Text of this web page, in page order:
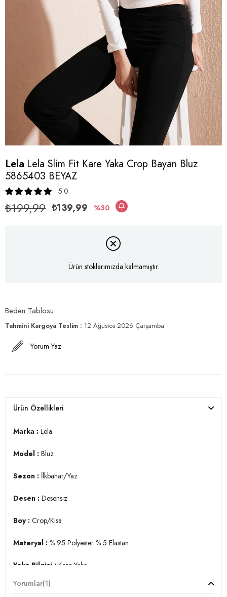
Lela Lela Slim Fit Kare Yaka Crop Bayan Bluz
5865403 BEYAZ
5.0
₺199,99 ₺139,99 30
Ürün stoklarımızda kalmamıştır.
Beden Tablosu
Tahmini Kargoya Teslim : 12 Ağustos 2026 Çarşamba
Yorum Yaz
Ürün Özellikleri
Marka : Lela
Model : Bluz
Sezon : İlkbahar/Yaz
Desen : Desensiz
Boy : Crop/Kısa
Materyal : % 95 Polyester % 5 Elastan
Yaka Bilgisi : Kare Yaka
Kol Bilgisi :
Yorumlar(1)